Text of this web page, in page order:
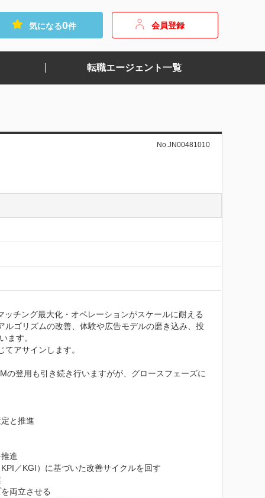
気になる0件 会員登録
転職エージェント一覧
No.JN00481010
チング最大化・オペレーションがスケールに耐える
ゴリズムの改善、体験や広告モデルの磨き込み、投
ます。
アサインします。
登用も引き続き行いますがが、グロースフェーズに
と推進
進
／KGI）に基づいた改善サイクルを回す
両立させる